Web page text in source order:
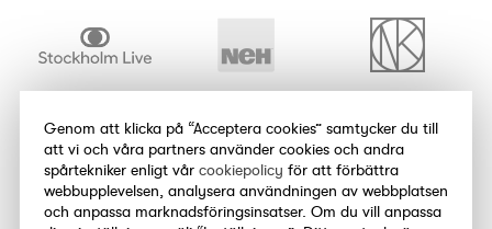
Genom att klicka på “Acceptera cookies” samtycker du till
att vi och våra partners använder cookies och andra
spårtekniker enligt vår cookiepolicy för att förbättra
webbupplevelsen, analysera användningen av webbplatsen
och anpassa marknadsföringsinsatser. Om du vill anpassa